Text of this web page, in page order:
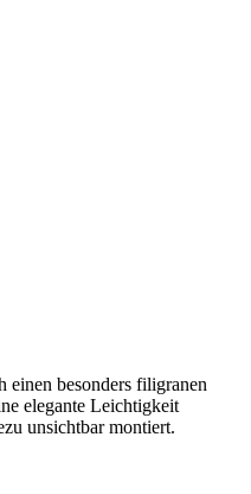
einen besonders filigranen
elegante Leichtigkeit
unsichtbar montiert.